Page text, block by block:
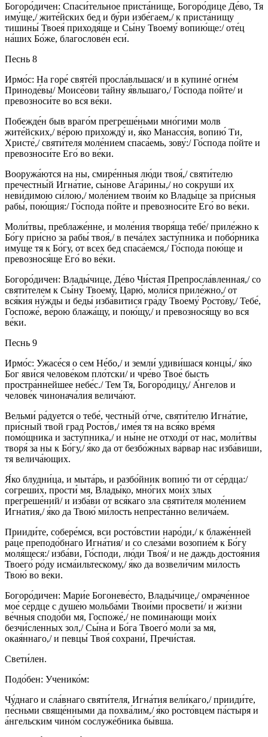
Богоро́дичен: Спаси́тельное приста́нище, Богоро́дице Де́во, Тя
иму́ще,/ жите́йских бед и бу́ри избе́гаем,/ к приста́нищу
тишины́ Твоея́ приходя́ще и Сы́ну Твоему́ вопию́ще:/ оте́ц
на́ших Бо́же, благослове́н еси́.
Песнь 8
Ирмо́с: На горе́ святе́й просла́вльшася/ и в купине́ огне́м
Приноде́вы/ Моисе́ови та́йну я́вльшаго,/ Го́спода по́йте/ и
превозноси́те во вся ве́ки.
Побежде́н быв враго́м прегреше́ньми мно́гими молв
жите́йских,/ ве́рою прихожду́ и, я́ко Манасси́я, вопию́ Ти,
Христе́,/ святи́теля моле́нием спаса́емь, зову́:/ Го́спода по́йте и
превозноси́те Его́ во ве́ки.
Вооружа́ются на ны, смире́нныя лю́ди твоя́,/ святи́телю
пречестны́й Игна́тие, сы́нове Ага́рины,/ но сокруши́ их
неви́димою си́лою,/ моле́нием твои́м ко Влады́це за при́сныя
рабы́, пою́щия:/ Го́спода по́йте и превозноси́те Его́ во ве́ки.
Моли́твы, преблаже́нне, и моле́ния творя́ща тебе́/ приле́жно к
Бо́гу при́сно за рабы́ твоя́,/ в печа́лех засту́пника и побо́рника
иму́ще тя к Бо́гу, от всех бед спаса́емся,/ Го́спода пою́ще и
превознося́ще Его́ во ве́ки.
Богоро́дичен: Влады́чице, Де́во Чи́стая Препросла́вленная,/ со
святи́телем к Сы́ну Твоему́, Царю́, моли́ся приле́жно,/ от
вся́кия ну́жды и беды́ изба́витися гра́ду Твоему́ Росто́ву,/ Тебе́,
Госпоже́, ве́рою блажа́щу, и пою́щу,/ и превознося́щу во вся
ве́ки.
Песнь 9
Ирмо́с: Ужасе́ся о сем Не́бо,/ и земли́ удиви́шася концы́,/ я́ко
Бог яви́ся челове́ком пло́тски/ и чре́во Твое́ бысть
простра́ннейшее небе́с./ Тем Тя, Богоро́дицу,/ А́нгелов и
челове́к чинонача́лия велича́ют.
Вельми́ ра́дуется о тебе́, честны́й о́тче, святи́телю Игна́тие,
при́сный твой град Росто́в,/ име́я тя на вся́ко вре́мя
помо́щника и засту́пника,/ и ны́не не отходи́ от нас, моли́твы
творя́ за ны к Бо́гу,/ я́ко да от безбо́жных ва́рвар нас изба́виши,
тя велича́ющих.
Я́ко блудни́ца, и мыта́рь, и разбо́йник вопию́ ти от се́рдца:/
согреши́х, прости́ мя, Влады́ко, мно́гих мои́х злых
прегреше́ний/ и изба́ви от вся́каго зла святи́теля моле́нием
Игна́тия,/ я́ко да Твою́ ми́лость непреста́нно велича́ем.
Прииди́те, собере́мся, вси росто́встии наро́ди,/ к блаже́нней
ра́це преподо́бнаго Игна́тия/ и со слеза́ми возопие́м к Бо́гу
моля́щеся:/ изба́ви, Го́споди, лю́ди Твоя́/ и не даждь достоя́ния
Твоего́ ро́ду исма́ильтескому,/ я́ко да возвели́чим ми́лость
Твою́ во ве́ки.
Богоро́дичен: Мари́е Богоневе́сто, Влады́чице,/ омраче́нное
мое́ се́рдце с душе́ю мольба́ми Твои́ми просвети́/ и жи́зни
ве́чныя сподо́би мя, Госпоже́,/ не помина́ющи мои́х
безчи́сленных зол,/ Сы́на и Бо́га Твоего́ моли́ за мя,
окая́ннаго,/ и певцы́ Твоя́ сохрани́, Пречи́стая.
Свети́лен.
Подо́бен: Ученико́м:
Чу́днаго и сла́внаго святи́теля, Игна́тия вели́каго,/ прииди́те,
пе́сньми свяще́нными да похва́лим,/ я́ко росто́вцем па́стыря и
а́нгельским чино́м сослуже́бника бы́вша.